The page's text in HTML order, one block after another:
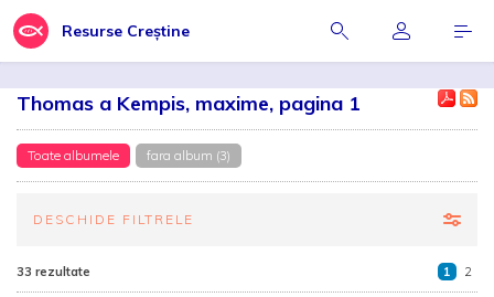
Resurse Creștine
Thomas a Kempis, maxime, pagina 1
Toate albumele fara album (3)
DESCHIDE FILTRELE
33 rezultate 1 2